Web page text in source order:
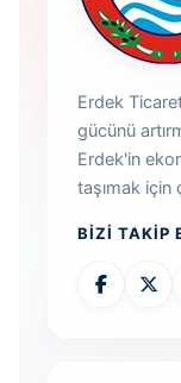
Erdek
gücünü
Erdek'in
taşımak için
BIZI TAKIP